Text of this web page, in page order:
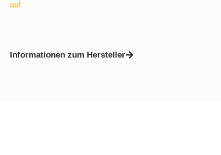
auf.
Informationen zum Hersteller